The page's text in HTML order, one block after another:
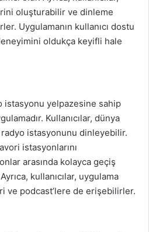
oluşturabilir ve dinleme
Uygulamanın kullanıcı dostu
oldukça keyifli hale
istasyonu yelpazesine sahip
Kullanıcılar, dünya
radyo istasyonunu dinleyebilir.
istasyonlarını
arasında kolayca geçiş
kullanıcılar, uygulama
ve podcast’lere de erişebilirler.